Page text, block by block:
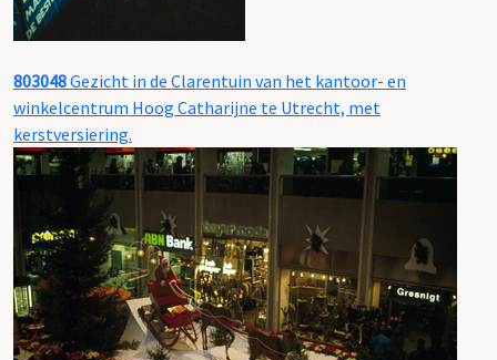
803048Gezicht in de Clarentuin van het kantoor- en
winkelcentrum Hoog Catharijne te Utrecht, met
kerstversiering.